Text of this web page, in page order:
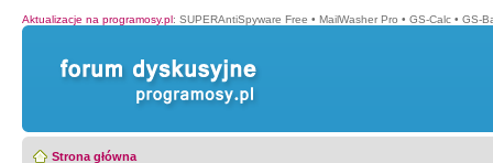
Aktualizacje na programosy.pl: SUPERAntiSpyware Free • MailWasher Pro • GS-Calc • GS-
Strona główna